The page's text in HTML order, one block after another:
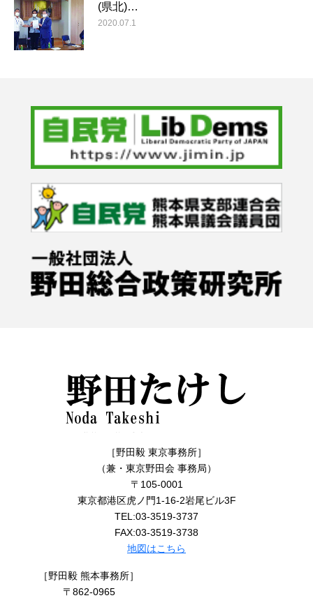
(県北)…
2020.07.1
［野田毅 東京事務所］
（兼・東京野田会 事務局）
〒105-0001
東京都港区虎ノ門1-16-2岩尾ビル3F
TEL:03-3519-3737
FAX:03-3519-3738
地図はこちら
［野田毅 熊本事務所］
〒862-0965